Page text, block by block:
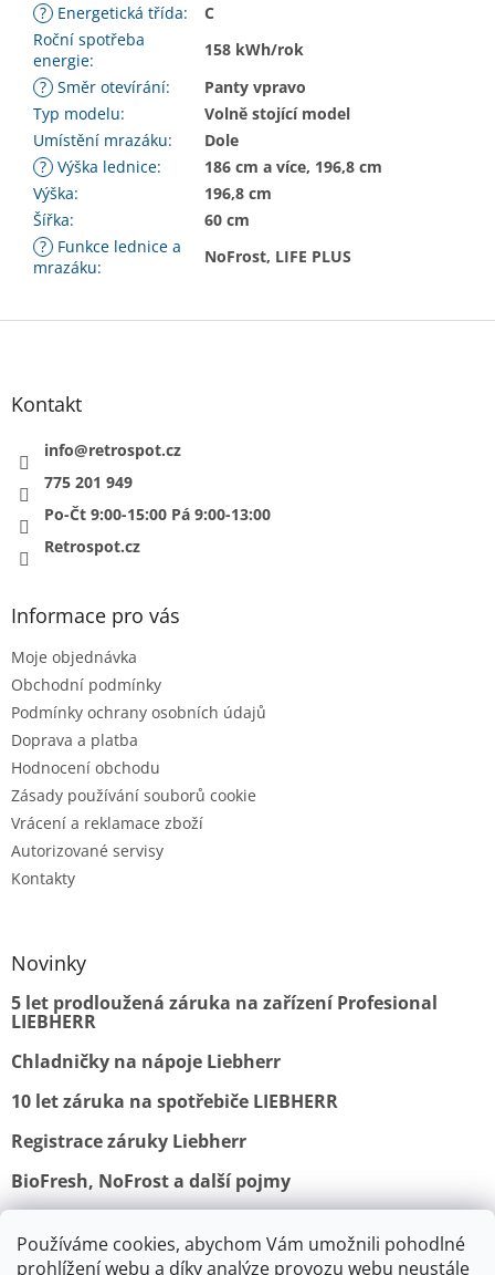
Používáme cookies, abychom Vám umožnili pohodlné
prohlížení webu a díky analýze provozu webu neustále
? Energetická třída:
C
Roční spotřeba
energie:
158 kWh/rok
? Směr otevírání:
Panty vpravo
Typ modelu:
Volně stojící model
Umístění mrazáku:
Dole
? Výška lednice:
186 cm a více, 196,8 cm
Výška:
196,8 cm
Šířka:
60 cm
? Funkce lednice a
mrazáku:
NoFrost, LIFE PLUS
Z
Kontakt
info@retrospot.cz
775 201 949
Po-Čt 9:00-15:00 Pá 9:00-13:00
Retrospot.cz
Informace pro vás
Moje objednávka
Obchodní podmínky
Podmínky ochrany osobních údajů
Doprava a platba
Hodnocení obchodu
Zásady používání souborů cookie
Vrácení a reklamace zboží
Autorizované servisy
Kontakty
Novinky
5 let prodloužená záruka na zařízení Profesional
LIEBHERR
Chladničky na nápoje Liebherr
10 let záruka na spotřebiče LIEBHERR
Registrace záruky Liebherr
BioFresh, NoFrost a další pojmy
Obchodní podmínky Vrácení a reklamace